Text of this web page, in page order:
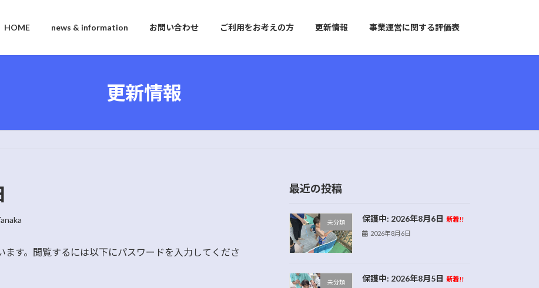
HOME news & information お問い合わせ ご利用をお考えの方 更新情報 事業運営に関する評価表
更新情報
す。閲覧するには以下にパスワードを入力してくださ
最近の投稿
未分類 保護中: 2026年8月6日 新着!!
2026年8月6日
未分類 保護中: 2026年8月5日 新着!!